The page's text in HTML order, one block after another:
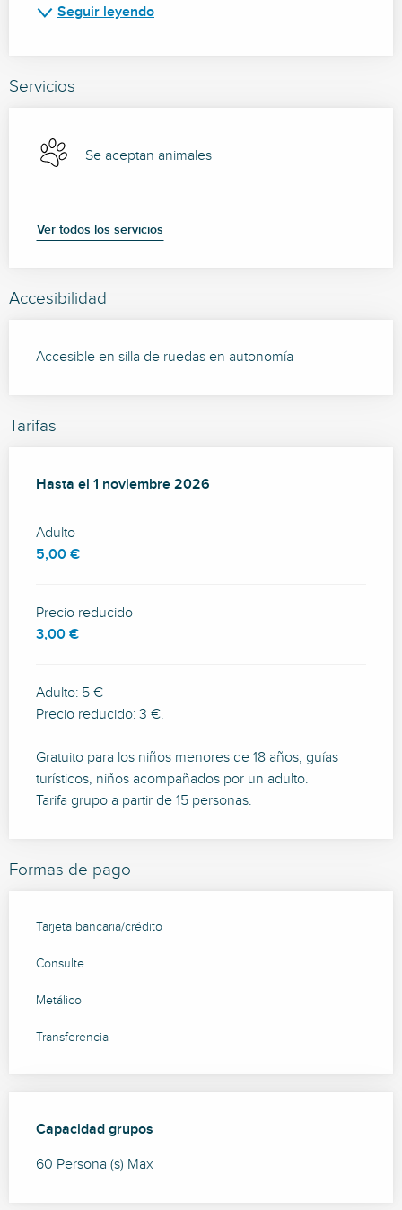
Seguir leyendo
Servicios
Se aceptan animales
Ver todos los servicios
Accesibilidad
Accesible en silla de ruedas en autonomía
Tarifas
Desde 11 abril 2026hasta1 noviembre 2026
Hasta el 1 noviembre 2026
Adulto
5,00 €
Precio reducido
3,00 €
Adulto: 5 €
Precio reducido: 3 €.
Gratuito para los niños menores de 18 años, guías
turísticos, niños acompañados por un adulto.
Tarifa grupo a partir de 15 personas.
Formas de pago
Tarjeta bancaria/crédito
Consulte
Metálico
Transferencia
Capacidad grupos
Capacidad grupos
60 Persona (s) Max